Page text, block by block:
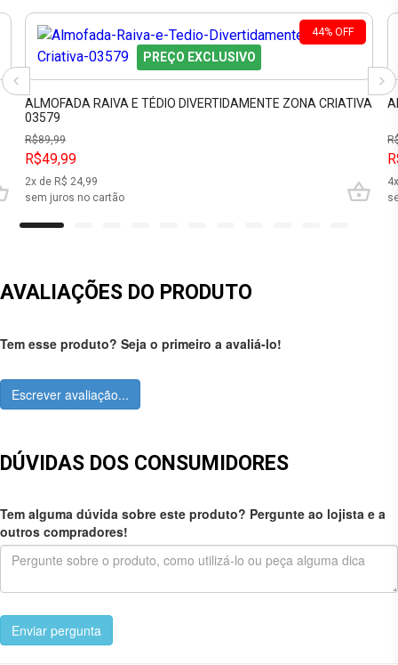
44% OFF
PREÇO EXCLUSIVO
ALMOFADA RAIVA E TÉDIO DIVERTIDAMENTE ZONA CRIATIVA
03579
R$89,99
R$49,99
2x de R$ 24,99
sem juros no cartão
4
AVALIAÇÕES DO PRODUTO
Tem esse produto? Seja o primeiro a avaliá-lo!
Escrever avaliação...
DÚVIDAS DOS CONSUMIDORES
Tem alguma dúvida sobre este produto? Pergunte ao lojista e a
outros compradores!
Enviar pergunta